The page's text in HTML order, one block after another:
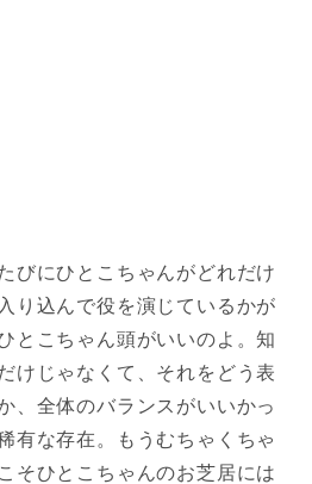
びにひとこちゃんがどれだけ
り込んで役を演じているかが
とこちゃん頭がいいのよ。知
けじゃなくて、それをどう表
、全体のバランスがいいかっ
有な存在。もうむちゃくちゃ
そひとこちゃんのお芝居には